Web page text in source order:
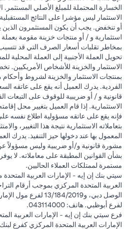
الخسارة المحتملة للمبلغ الأصلي المستثمر.
الاستثمار ليس مؤشرا على النتائج
أو تنخفض. يجب أن يكون المستثمرون
استثمارية و / أو منتجات خزينة مقومة بعملة
بمخاطر تقلبات أسعار الصرف التي قد
تحويل العملة الأجنبية إلى العملة المحلية
الاستثمار والخزينة للأشخاص الأمريكيين.
بمنتجات الاستثمار والخزينة لشروط وأحكام
الفردية. يدرك العميل أنه يقع على عاتقه
قانونية و / أو ضريبية للوقوف على التبعات
الاستثمارية. إذا قام العميل بتغيير محل
فإنه يقع على عاتقه مسؤولية اطلاع نفسه
بتعاملاته الاستثمارية نتيجة هذا التغيير،
المعمول بها عند دخولها حيز التنفيذ. يدرك
مشورة قانونية و/أو ضريبية وليس مسؤولاً
بشأن القوانين المطبقة على معاملاته. لا
مستمرة لممتلكات العملاء الحاليين.
سيتي بنك إن إيه - الإمارات العربية
لفرع أبوظبي. هاتف: 043114000.
فرع سيتي بنك إن إيه - الإمارات
الإمارات العربية المتحدة المركزي كفرع